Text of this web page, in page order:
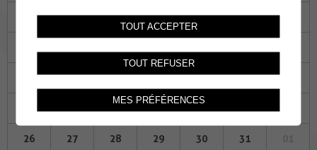
30 31 01 02 03
13 14 15 16 17
26 27 28 29 30 31
TOUT ACCEPTER
TOUT REFUSER
MES PRÉFÉRENCES